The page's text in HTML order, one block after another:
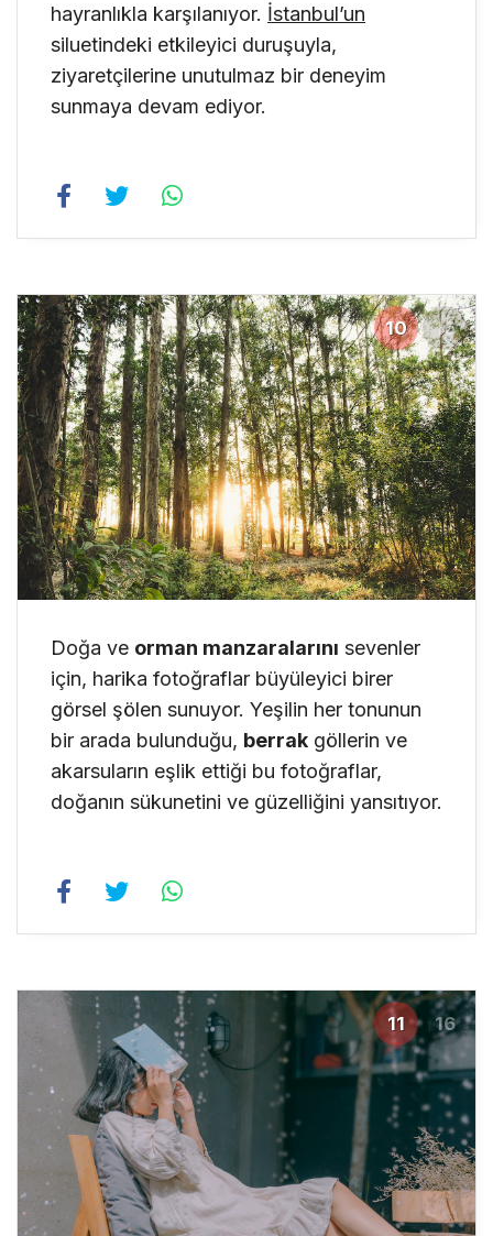
hayranlıkla karşılanıyor. İstanbul’un
siluetindeki etkileyici duruşuyla,
ziyaretçilerine unutulmaz bir deneyim
sunmaya devam ediyor.
10 16
Doğa ve orman manzaralarını sevenler
için, harika fotoğraflar büyüleyici birer
görsel şölen sunuyor. Yeşilin her tonunun
bir arada bulunduğu, berrak göllerin ve
akarsuların eşlik ettiği bu fotoğraflar,
doğanın sükunetini ve güzelliğini yansıtıyor.
11 16